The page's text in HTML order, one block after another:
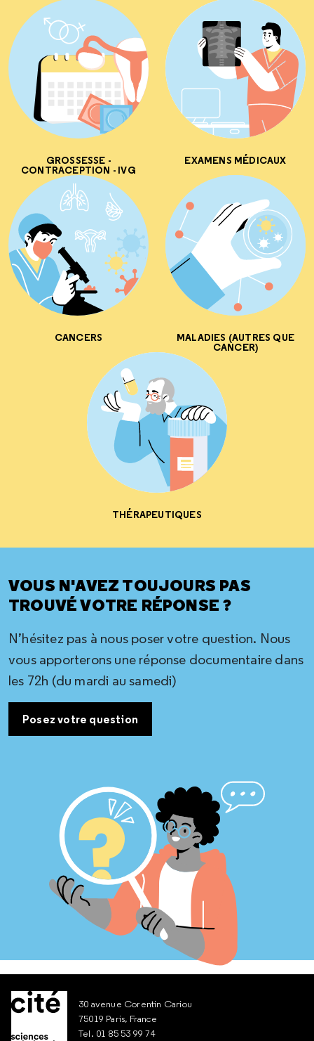
GROSSESSE -
CONTRACEPTION - IVG
EXAMENS MÉDICAUX
CANCERS MALADIES (AUTRES QUE
CANCER)
THÉRAPEUTIQUES
VOUS N'AVEZ TOUJOURS PAS
TROUVÉ VOTRE RÉPONSE ?
N’hésitez pas à nous poser votre question. Nous
vous apporterons une réponse documentaire dans
les 72h (du mardi au samedi)
Posez votre question
30 avenue Corentin Cariou
75019 Paris, France
Tel. 01 85 53 99 74